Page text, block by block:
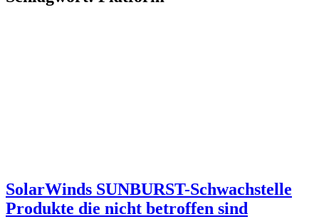
SolarWinds SUNBURST-Schwachstelle
Produkte die nicht betroffen sind